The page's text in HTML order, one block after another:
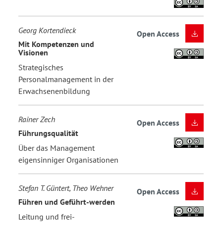
Georg Kortendieck
Mit Kompetenzen und
Visionen
Strategisches
Personalmanagement in der
Erwachsenenbildung
Open Access
Rainer Zech
Führungsqualität
Über das Management
eigensinniger Organisationen
Open Access
Stefan T. Güntert, Theo Wehner
Führen und Geführt-werden
Leitung und frei-
Open Access